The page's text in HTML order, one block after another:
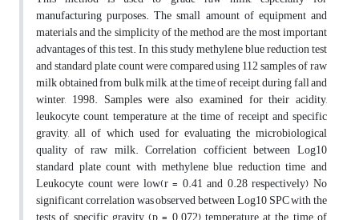
manufacturing purposes. The small amount of equipment and
materials and the simplicity of the method are the most important
advantages of this test. In this study methylene blue reduction test
and standard plate count were compared using 112 samples of raw
milk obtained from bulk milk, at the time of receipt, during fall and
winter, 1998. Samples were also examined for their acidity,
leukocyte count, temperature at the time of receipt and specific
gravity, all of which used for evaluating the microbiological
quality of raw milk. Correlation cofficient between Log10
standard plate count with methylene blue reduction time and
Leukocyte count were low(r = 0.41 and 0.28 respectively) No
significant correlation was observed between Log10 SPC with the